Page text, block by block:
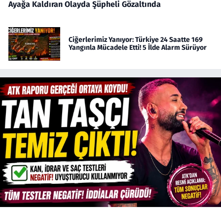
Ayağa Kaldıran Olayda Şüpheli Gözaltında
Ciğerlerimiz Yanıyor: Türkiye 24 Saatte 169
Yangınla Mücadele Etti! 5 İlde Alarm Sürüyor